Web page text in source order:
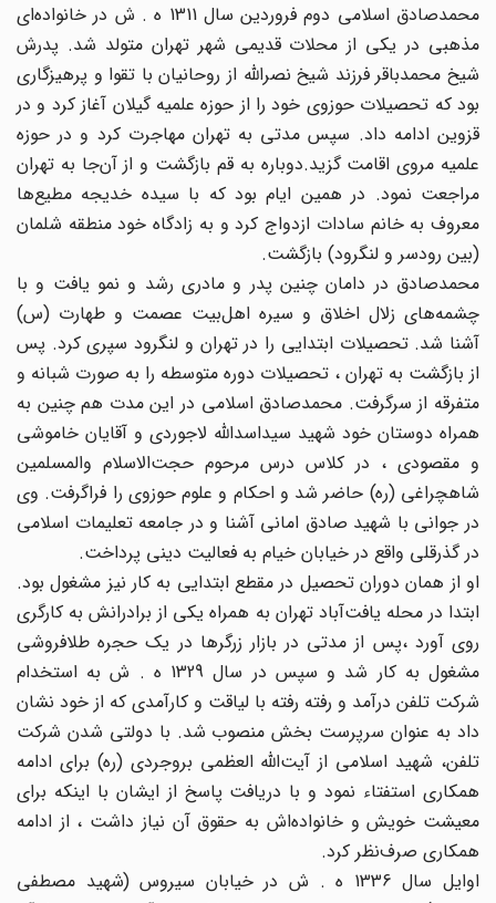
محمدصادق اسلامی دوم فروردین سال 1311 ه . ش در خانواده‌ای
مذهبی در یکی از محلات قدیمی شهر تهران متولد شد. پدرش
شیخ محمدباقر فرزند شیخ نصرالله از روحانیان با تقوا و پرهیزگاری
بود که تحصیلات حوزوی خود را از حوزه علمیه گیلان آغاز کرد و در
قزوین ادامه داد. سپس مدتی به تهران مهاجرت کرد و در حوزه
علمیه مروی اقامت گزید.دوباره به قم بازگشت و از آن‌جا به تهران
مراجعت نمود. در همین ایام بود که با سیده خدیجه مطیع‌ها
معروف به خانم سادات ازدواج کرد و به زادگاه خود منطقه شلمان
(بین رودسر و لنگرود) بازگشت.
محمدصادق در دامان چنین پدر و مادری رشد و نمو یافت و با
چشمه‌های زلال اخلاق و سیره اهل‌بیت عصمت و طهارت (س)
آشنا شد. تحصیلات ابتدایی را در تهران و لنگرود سپری کرد. پس
از بازگشت به تهران ، تحصیلات دوره متوسطه را به صورت شبانه و
متفرقه از سرگرفت. محمدصادق اسلامی در این مدت هم چنین به
همراه دوستان خود شهید سیداسدالله لاجوردی و آقایان خاموشی
و مقصودی ، در کلاس‌ درس مرحوم حجت‌الاسلام والمسلمین
شاهچراغی (ره) حاضر ‌شد و احکام و علوم حوزوی را فراگرفت. وی
در جوانی با شهید صادق امانی آشنا و در جامعه تعلیمات اسلامی
در گذرقلی واقع در خیابان خیام به فعالیت دینی پرداخت.
او از همان دوران تحصیل در مقطع ابتدایی به کار نیز مشغول بود.
ابتدا در محله یافت‌‌آباد تهران به همراه یکی از برادرانش به کارگری
روی‌ آورد ،‌پس از مدتی در بازار زرگرها در یک حجره طلافروشی
مشغول به کار شد و سپس در سال 1329 ه . ش به استخدام
شرکت تلفن درآمد و رفته رفته با لیاقت و کارآمدی که از خود نشان
داد به عنوان سرپرست بخش منصوب شد. با دولتی شدن شرکت
تلفن، شهید اسلامی از آیت‌الله ‌العظمی بروجردی (ره) برای ادامه
همکاری استفتاء نمود و با دریافت پاسخ از ایشان با اینکه برای
معیشت خویش و خانواده‌اش به حقوق آن نیاز داشت ، از ادامه
همکاری صرف‌نظر کرد.
اوایل سال 1336 ه . ش در خیابان سیروس (شهید مصطفی